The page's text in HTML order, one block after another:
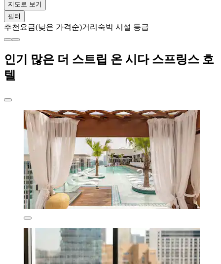
지도로 보기
필터
추천 요금(낮은 가격순)거리 숙박 시설 등급
인기 많은 더 스트립 온 시다 스프링스 호
텔